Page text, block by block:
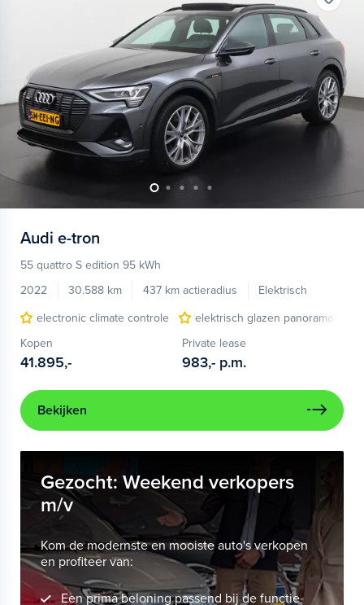
Audi e-tron
55 quattro S edition 95 kWh
2022
30.588 km 437 km actieradius
Elektrisch
electronic climate controle
elektrisch glazen panorama-dak
Kopen
41.895,-
Private lease
983,- p.m.
Bekijken
Gezocht: Weekend verkopers
m/v
Kom de modernste en mooiste auto's verkopen
en profiteer van:
Een prima beloning passend bij de functie